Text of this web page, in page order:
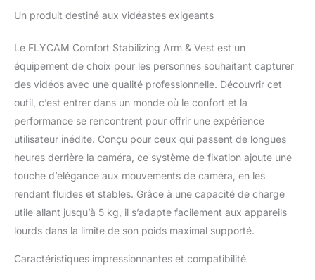
plus fluides, des prises
des séquences
dynamiques avec moins
de fatigue. Confort
journées de tournage :
Le gilet respirant avec
rembourrage en mousse
convient aux tours de
taille de 28 à 60 pouces
et aux tours de poitrine
de 38 à 52 pouces. Les
sangles Velcro et les
boucles à
facilitent l'enfilage et le
Un produit destiné aux vidéastes exigeants
Le FLYCAM Comfort Stabilizing Arm & Vest est un
équipement de choix pour les personnes souhaitant capturer
des vidéos avec une qualité professionnelle. Découvrir cet
outil, c’est entrer dans un monde où le confort et la
performance se rencontrent pour offrir une expérience
utilisateur inédite. Conçu pour ceux qui passent de longues
heures derrière la caméra, ce système de fixation ajoute une
touche d’élégance aux mouvements de caméra, en les
rendant fluides et stables. Grâce à une capacité de charge
utile allant jusqu’à 5 kg, il s’adapte facilement aux appareils
lourds dans la limite de son poids maximal supporté.
Caractéristiques impressionnantes et compatibilité